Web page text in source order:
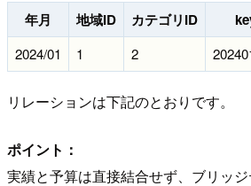
年月 地域ID カテゴリID
2024/01 1 2
リレーションは下記のとおりです。
ポイント：
実績と予算は直接結合せず、ブリッ